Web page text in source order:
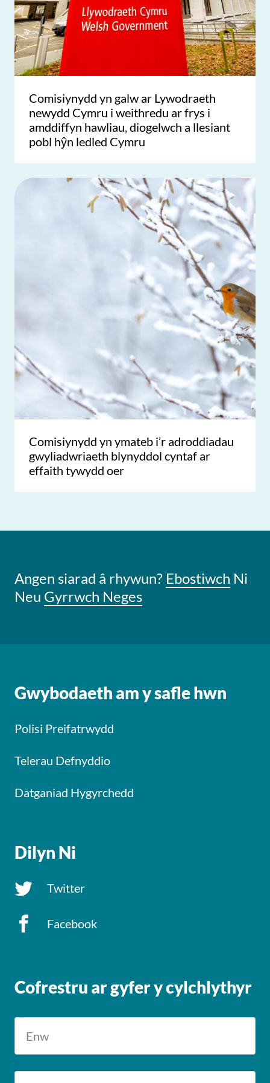
Comisiynydd yn galw ar Lywodraeth
newydd Cymru i weithredu ar frys i
amddiffyn hawliau, diogelwch a llesiant
pobl hŷn ledled Cymru
Comisiynydd yn ymateb i’r adroddiadau
gwyliadwriaeth blynyddol cyntaf ar
effaith tywydd oer
Angen siarad â rhywun? Ebostiwch Ni
Neu Gyrrwch Neges
Gwybodaeth am y safle hwn
Polisi Preifatrwydd
Telerau Defnyddio
Datganiad Hygyrchedd
Dilyn Ni
Twitter
Facebook
Cofrestru ar gyfer y cylchlythyr